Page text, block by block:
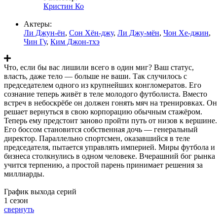
Кристин Ко
Актеры:
Ли Джун-ён, Сон Хён-джу, Ли Джу-мён, Чон Хе-джин,
Чин Гу, Ким Джон-тхэ
Что, если бы вас лишили всего в один миг? Ваш статус,
власть, даже тело — больше не ваши. Так случилось с
председателем одного из крупнейших конгломератов. Его
сознание теперь живёт в теле молодого футболиста. Вместо
встреч в небоскрёбе он должен гонять мяч на тренировках. Он
решает вернуться в свою корпорацию обычным стажёром.
Теперь ему предстоит заново пройти путь от низов к вершине.
Его боссом становится собственная дочь — генеральный
директор. Параллельно спортсмен, оказавшийся в теле
председателя, пытается управлять империей. Миры футбола и
бизнеса столкнулись в одном человеке. Вчерашний бог рынка
учится терпению, а простой парень принимает решения за
миллиарды.
График выхода серий
1 сезон
свернуть